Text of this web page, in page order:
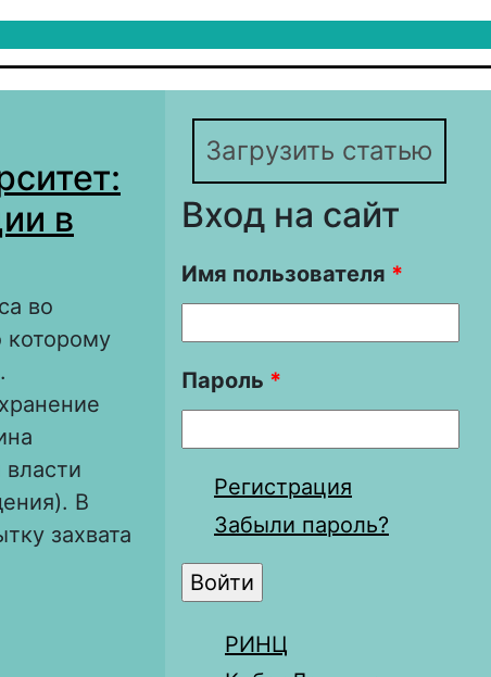
в
во
которому
В
захвата
Загрузить статью
Вход на сайт
Имя пользователя *
Пароль *
Регистрация
Забыли пароль?
РИНЦ